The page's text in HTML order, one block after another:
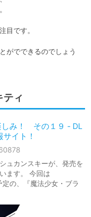
目です。
がでできるのでしょう
ィ
しみ！ その１９ - DL
イト！
ュカンスキーが、発売を
ます。 今回は
定の、『魔法少女・ブラ